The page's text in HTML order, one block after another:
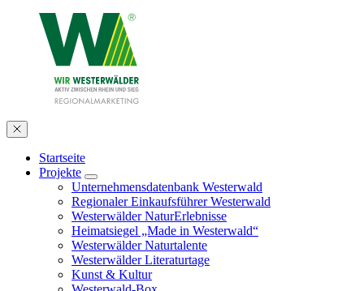
Startseite
Projekte
Unternehmensdatenbank Westerwald
Regionaler Einkaufsführer Westerwald
Westerwälder NaturErlebnisse
Heimatsiegel „Made in Westerwald“
Westerwälder Naturtalente
Westerwälder Literaturtage
Kunst & Kultur